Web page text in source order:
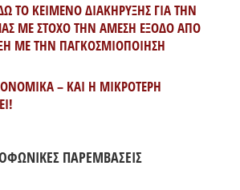
ΤΟ ΚΕΙΜΕΝΟ ΔΙΑΚΗΡΥΞΗΣ ΓΙΑ ΤΗΝ
ΜΕ ΣΤΟΧΟ ΤΗΝ ΑΜΕΣΗ ΕΞΟΔΟ ΑΠΟ
ΜΕ ΤΗΝ ΠΑΓΚΟΣΜΙΟΠΟΙΗΣΗ
– ΚΑΙ Η ΜΙΚΡΟΤΕΡΗ
ΠΑΡΕΜΒΑΣΕΙΣ